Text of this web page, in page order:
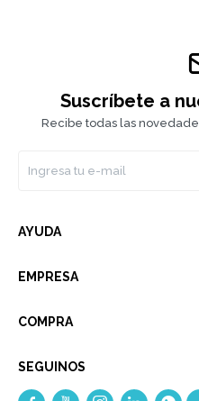
Suscríbete a
Recibe todas las
AYUDA
EMPRESA
COMPRA
SEGUINOS